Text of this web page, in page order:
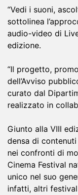
“Vedi‌ ‌i‌ ‌suoni,‌
‌sottolinea‌
‌audio-video di
edizione.‌
“Il progetto,
dell’Avviso
curato dal
realizzato in
Giunto‌ ‌alla‌ ‌‌VII‌I
‌densa‌ ‌di‌
‌nei‌ ‌confronti‌ ‌di‌
‌Cinema‌ ‌Festival‌
‌unico‌ ‌nel‌ ‌suo‌
‌infatti,‌ ‌altri‌